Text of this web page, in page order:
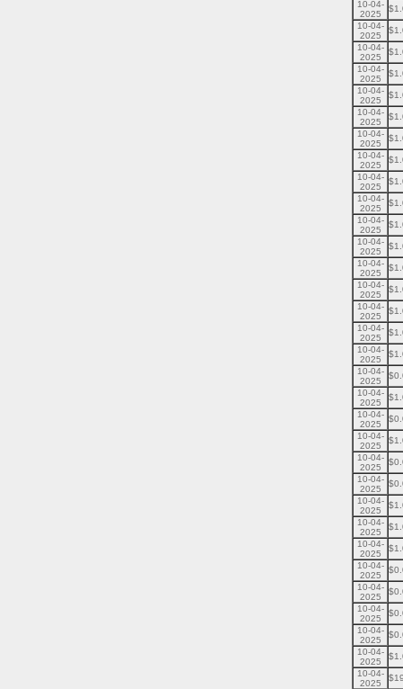
10-04-
2025
10-04-
2025
10-04-
2025
10-04-
2025
10-04-
2025
10-04-
2025
10-04-
2025
10-04-
2025
10-04-
2025
10-04-
2025
10-04-
2025
10-04-
2025
10-04-
2025
10-04-
2025
10-04-
2025
10-04-
2025
10-04-
2025
10-04-
2025
10-04-
2025
10-04-
2025
10-04-
2025
10-04-
2025
10-04-
2025
10-04-
2025
10-04-
2025
10-04-
2025
10-04-
2025
10-04-
2025
10-04-
2025
10-04-
2025
10-04-
2025
10-04-
2025